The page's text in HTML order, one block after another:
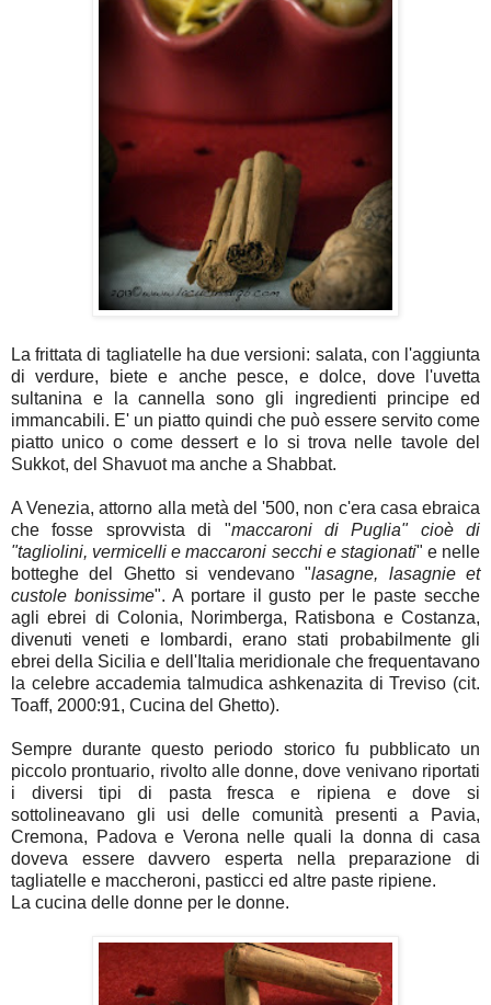
La frittata di tagliatelle ha due versioni: salata, con l'aggiunta
di verdure, biete e anche pesce, e dolce, dove l'uvetta
sultanina e la cannella sono gli ingredienti principe ed
immancabili. E' un piatto quindi che può essere servito come
piatto unico o come dessert e lo si trova nelle tavole del
Sukkot, del Shavuot ma anche a Shabbat.
A Venezia, attorno alla metà del '500, non c'era casa ebraica
che fosse sprovvista di "maccaroni di Puglia" cioè di
"tagliolini, vermicelli e maccaroni secchi e stagionati" e nelle
botteghe del Ghetto si vendevano "lasagne, lasagnie et
custole bonissime". A portare il gusto per le paste secche
agli ebrei di Colonia, Norimberga, Ratisbona e Costanza,
divenuti veneti e lombardi, erano stati probabilmente gli
ebrei della Sicilia e dell'Italia meridionale che frequentavano
la celebre accademia talmudica ashkenazita di Treviso (cit.
Toaff, 2000:91, Cucina del Ghetto).
Sempre durante questo periodo storico fu pubblicato un
piccolo prontuario, rivolto alle donne, dove venivano riportati
i diversi tipi di pasta fresca e ripiena e dove si
sottolineavano gli usi delle comunità presenti a Pavia,
Cremona, Padova e Verona nelle quali la donna di casa
doveva essere davvero esperta nella preparazione di
tagliatelle e maccheroni, pasticci ed altre paste ripiene.
La cucina delle donne per le donne.